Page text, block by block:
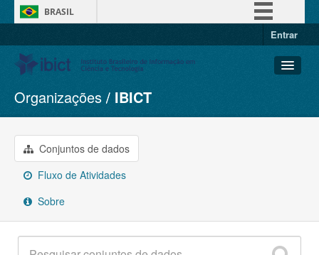
BRASIL
Entrar
Conjuntos de dados
Organizações
Grupos
Sobre
Organizações IBICT
Conjuntos de dados
Fluxo de Atividades
Sobre